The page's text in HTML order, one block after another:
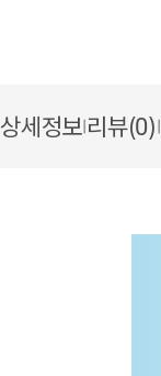
상세정보|리뷰(0)|